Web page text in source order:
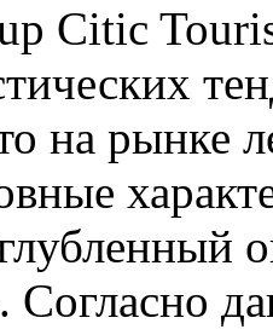
Citic
на рынке
Согласно